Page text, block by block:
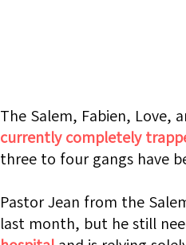
The Salem, Fabien, Love,
currently completely
three to four gangs have
Pastor Jean from the
last month, but he still